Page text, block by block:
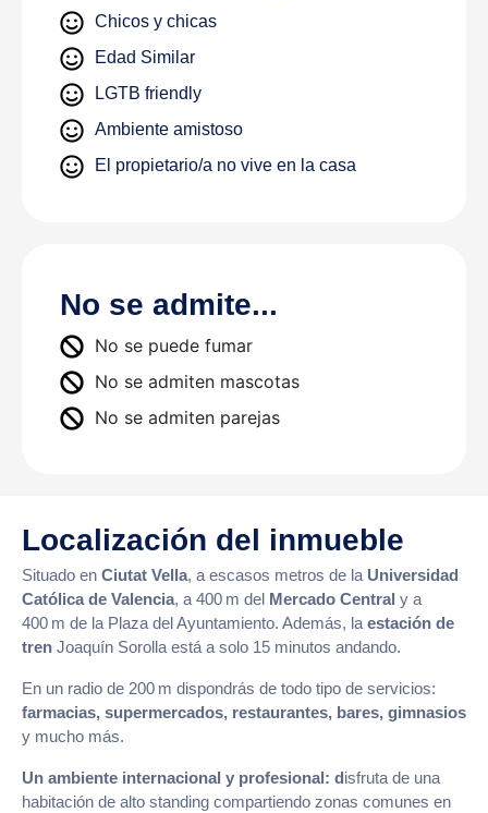
Chicos y chicas
Edad Similar
LGTB friendly
Ambiente amistoso
El propietario/a no vive en la casa
No se admite...
No se puede fumar
No se admiten mascotas
No se admiten parejas
Localización del inmueble
Situado en Ciutat Vella, a escasos metros de la Universidad
Católica de Valencia, a 400 m del Mercado Central y a
400 m de la Plaza del Ayuntamiento. Además, la estación de
tren Joaquín Sorolla está a solo 15 minutos andando.
En un radio de 200 m dispondrás de todo tipo de servicios:
farmacias, supermercados, restaurantes, bares, gimnasios
y mucho más.
Un ambiente internacional y profesional: disfruta de una
habitación de alto standing compartiendo zonas comunes en